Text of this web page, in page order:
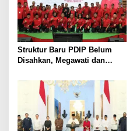
Struktur Baru PDIP Belum
Disahkan, Megawati dan
Pemerintah